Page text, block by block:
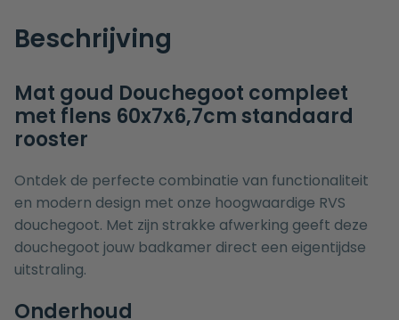
Beschrijving
Mat goud Douchegoot compleet
met flens 60x7x6,7cm standaard
rooster
Ontdek de perfecte combinatie van functionaliteit
en modern design met onze hoogwaardige RVS
douchegoot. Met zijn strakke afwerking geeft deze
douchegoot jouw badkamer direct een eigentijdse
uitstraling.
Onderhoud